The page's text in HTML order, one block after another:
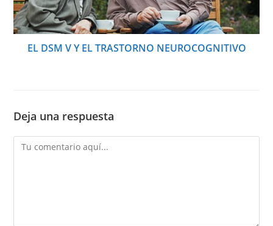
EL DSM V Y EL TRASTORNO NEUROCOGNITIVO
Deja una respuesta